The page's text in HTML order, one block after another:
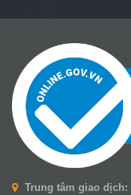
Trung tâm giao dịch: